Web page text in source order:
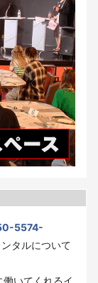
5574-
ンタルについて